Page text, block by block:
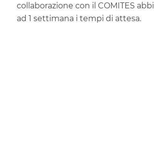
collaborazione con il COMITES
ad 1 settimana i tempi di attesa.